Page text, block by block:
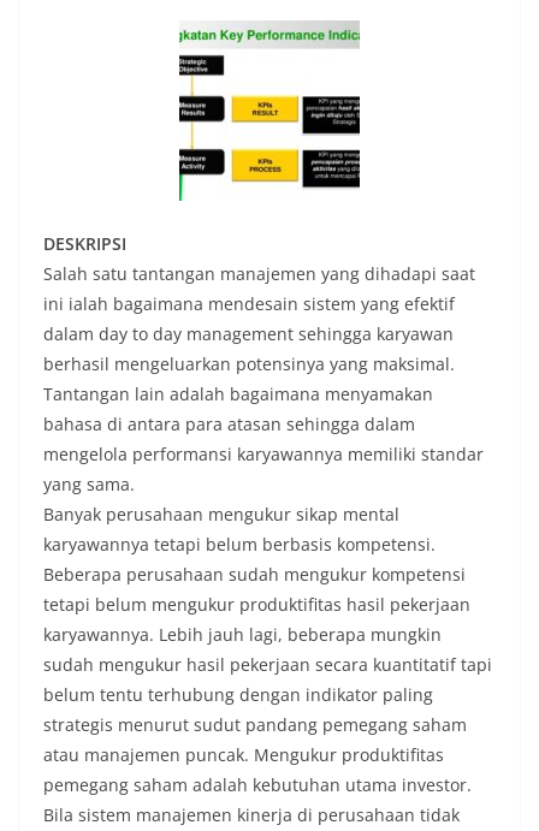
DESKRIPSI
Salah satu tantangan manajemen yang dihadapi saat
ini ialah bagaimana mendesain sistem yang efektif
dalam day to day management sehingga karyawan
berhasil mengeluarkan potensinya yang maksimal.
Tantangan lain adalah bagaimana menyamakan
bahasa di antara para atasan sehingga dalam
mengelola performansi karyawannya memiliki standar
yang sama.
Banyak perusahaan mengukur sikap mental
karyawannya tetapi belum berbasis kompetensi.
Beberapa perusahaan sudah mengukur kompetensi
tetapi belum mengukur produktifitas hasil pekerjaan
karyawannya. Lebih jauh lagi, beberapa mungkin
sudah mengukur hasil pekerjaan secara kuantitatif tapi
belum tentu terhubung dengan indikator paling
strategis menurut sudut pandang pemegang saham
atau manajemen puncak. Mengukur produktifitas
pemegang saham adalah kebutuhan utama investor.
Bila sistem manajemen kinerja di perusahaan tidak